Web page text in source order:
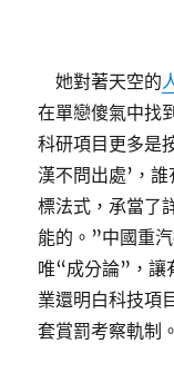
她對著天空的
在單戀傻氣中找
科研項目更多是
漢不問出處’，
標法式，承當了
能的。”中國重
唯“成分論”，讓
業還明白科技項
套賞罰考察軌制。